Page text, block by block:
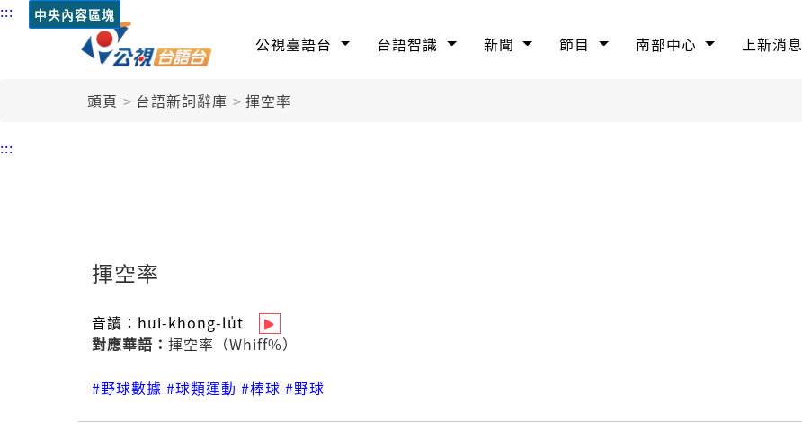
::: 中央內容區塊
公視臺語台 台語智識 新聞 節目 南部中心 上新消息
頭頁 台語新詞辭庫 揮空率
:::
揮空率
音讀： hui-khong-lu̍t
對應華語： 揮空率（Whiff%）
#野球數據 #球類運動 #棒球 #野球